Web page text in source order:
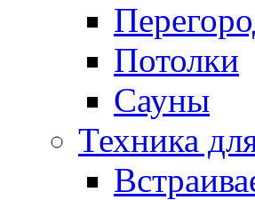
Потолки
Сауны
Техника